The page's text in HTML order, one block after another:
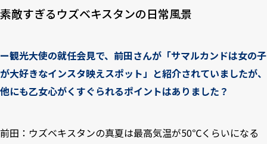
素敵すぎるウズベキスタンの日常風景
ー観光大使の就任会見で、前田さんが「サマルカンドは女の子
が大好きなインスタ映えスポット」と紹介されていましたが、
他にも乙女心がくすぐられるポイントはありました？
前田：ウズベキスタンの真夏は最高気温が50℃くらいになる